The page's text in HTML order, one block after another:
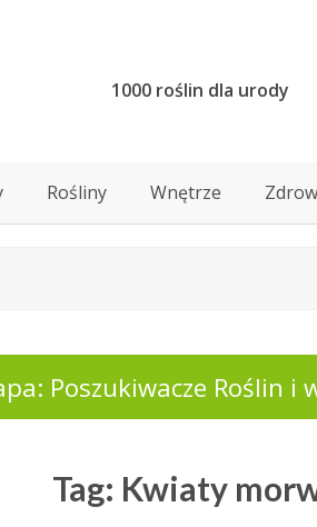
1000 roślin dla urody
Rośliny Wnętrze
Poszukiwacze Roślin i
Tag: Kwiaty